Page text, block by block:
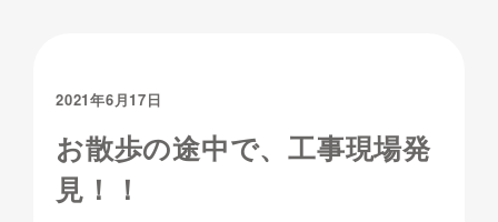
2021年6月17日
お散歩の途中で、工事現場発
見！！